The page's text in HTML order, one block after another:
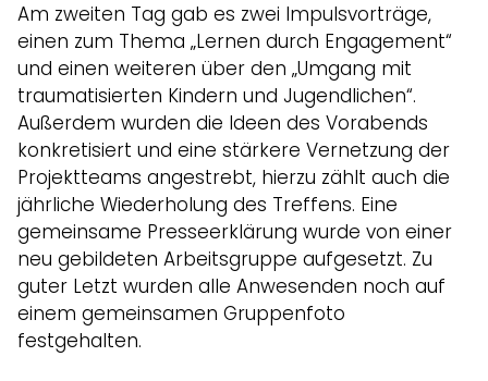
Am zweiten Tag gab es zwei Impulsvorträge,
einen zum Thema „Lernen durch Engagement“
und einen weiteren über den „Umgang mit
traumatisierten Kindern und Jugendlichen“.
Außerdem wurden die Ideen des Vorabends
konkretisiert und eine stärkere Vernetzung der
Projektteams angestrebt, hierzu zählt auch die
jährliche Wiederholung des Treffens. Eine
gemeinsame Presseerklärung wurde von einer
neu gebildeten Arbeitsgruppe aufgesetzt. Zu
guter Letzt wurden alle Anwesenden noch auf
einem gemeinsamen Gruppenfoto
festgehalten.